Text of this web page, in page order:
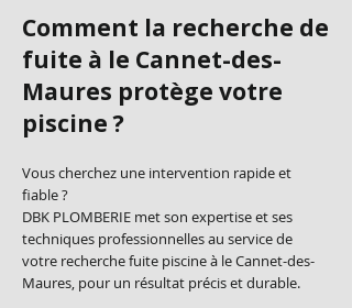
Comment la recherche de
fuite à le Cannet-des-
Maures protège votre
piscine ?
Vous cherchez une intervention rapide et
fiable ?
DBK PLOMBERIE met son expertise et ses
techniques professionnelles au service de
votre recherche fuite piscine à le Cannet-des-
Maures, pour un résultat précis et durable.